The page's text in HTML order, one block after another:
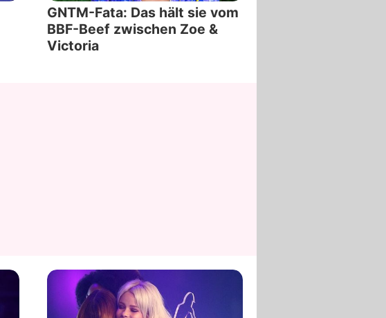
GNTM-Fata: Das hält sie vom
BBF-Beef zwischen Zoe &
Victoria